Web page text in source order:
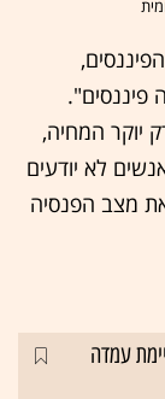
פיננסים".
יוקר המחיה,
לא יודעים
מצב הפנסיה
עמדה